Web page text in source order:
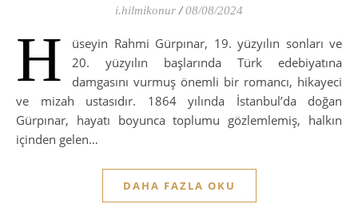
i.hilmikonur / 08/08/2024
H
üseyin Rahmi Gürpınar, 19. yüzyılın sonları ve
20. yüzyılın başlarında Türk edebiyatına
damgasını vurmuş önemli bir romancı, hikayeci
ve mizah ustasıdır. 1864 yılında İstanbul’da doğan
Gürpınar, hayatı boyunca toplumu gözlemlemiş, halkın
içinden gelen…
DAHA FAZLA OKU